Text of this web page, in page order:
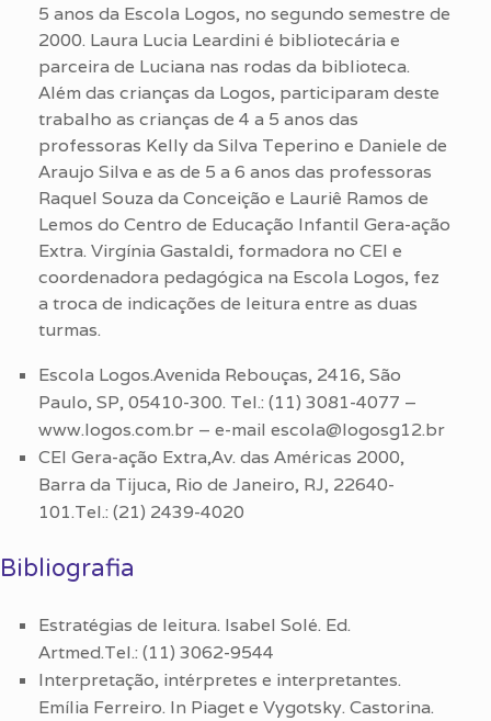
5 anos da Escola Logos, no segundo semestre de
2000. Laura Lucia Leardini é bibliotecária e
parceira de Luciana nas rodas da biblioteca.
Além das crianças da Logos, participaram deste
trabalho as crianças de 4 a 5 anos das
professoras Kelly da Silva Teperino e Daniele de
Araujo Silva e as de 5 a 6 anos das professoras
Raquel Souza da Conceição e Lauriê Ramos de
Lemos do Centro de Educação Infantil Gera-ação
Extra. Virgínia Gastaldi, formadora no CEI e
coordenadora pedagógica na Escola Logos, fez
a troca de indicações de leitura entre as duas
turmas.
Escola Logos.Avenida Rebouças, 2416, São
Paulo, SP, 05410-300. Tel.: (11) 3081-4077 –
www.logos.com.br – e-mail escola@logosg12.br
CEI Gera-ação Extra,Av. das Américas 2000,
Barra da Tijuca, Rio de Janeiro, RJ, 22640-
101.Tel.: (21) 2439-4020
Bibliografia
Estratégias de leitura. Isabel Solé. Ed.
Artmed.Tel.: (11) 3062-9544
Interpretação, intérpretes e interpretantes.
Emília Ferreiro. In Piaget e Vygotsky. Castorina.